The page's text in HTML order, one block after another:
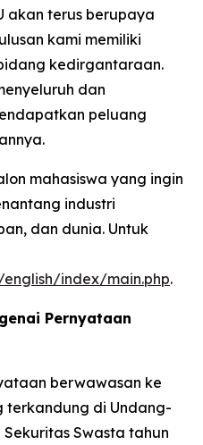
akan terus berupaya
kami memiliki
kedirgantaraan.
dan
peluang
mahasiswa yang ingin
industri
dan dunia. Untuk
index/main.php.
Pernyataan
berwawasan ke
terkandung di Undang-
Swasta tahun